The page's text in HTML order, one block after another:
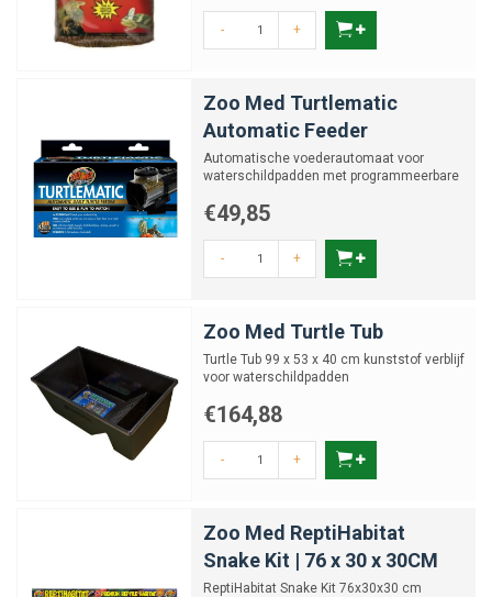
- +
Zoo Med Turtlematic
Automatic Feeder
Automatische voederautomaat voor
waterschildpadden met programmeerbare
€49,85
- +
Zoo Med Turtle Tub
Turtle Tub 99 x 53 x 40 cm kunststof verblijf
voor waterschildpadden
€164,88
- +
Zoo Med ReptiHabitat
Snake Kit | 76 x 30 x 30CM
ReptiHabitat Snake Kit 76x30x30 cm